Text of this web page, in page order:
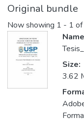
Original bundle
Now showing 1 - 1
Size:
3.62